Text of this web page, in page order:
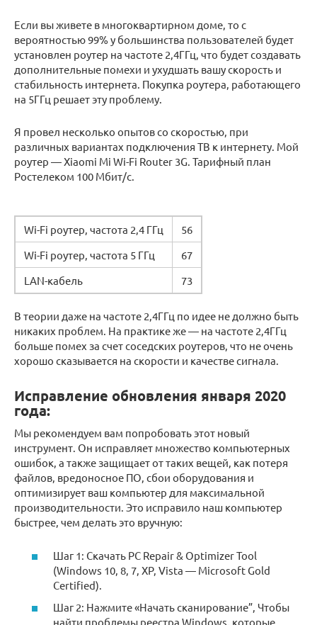
Если вы живете в многоквартирном доме, то с
вероятностью 99% у большинства пользователей будет
установлен роутер на частоте 2,4ГГц, что будет создавать
дополнительные помехи и ухудшать вашу скорость и
стабильность интернета. Покупка роутера, работающего
на 5ГГц решает эту проблему.
Я провел несколько опытов со скоростью, при
различных вариантах подключения ТВ к интернету. Мой
роутер — Xiaomi Mi Wi-Fi Router 3G. Тарифный план
Ростелеком 100 Мбит/с.
Wi-Fi роутер, частота 2,4 ГГц
56
Wi-Fi роутер, частота 5 ГГц
67
LAN-кабель
73
В теории даже на частоте 2,4ГГц по идее не должно быть
никаких проблем. На практике же — на частоте 2,4ГГц
больше помех за счет соседских роутеров, что не очень
хорошо сказывается на скорости и качестве сигнала.
Исправление обновления января 2020
года:
Мы рекомендуем вам попробовать этот новый
инструмент. Он исправляет множество компьютерных
ошибок, а также защищает от таких вещей, как потеря
файлов, вредоносное ПО, сбои оборудования и
оптимизирует ваш компьютер для максимальной
производительности. Это исправило наш компьютер
быстрее, чем делать это вручную:
Шаг 1: Скачать PC Repair & Optimizer Tool
(Windows 10, 8, 7, XP, Vista — Microsoft Gold
Certified).
Шаг 2: Нажмите «Начать сканирование”, Чтобы
найти проблемы реестра Windows, которые